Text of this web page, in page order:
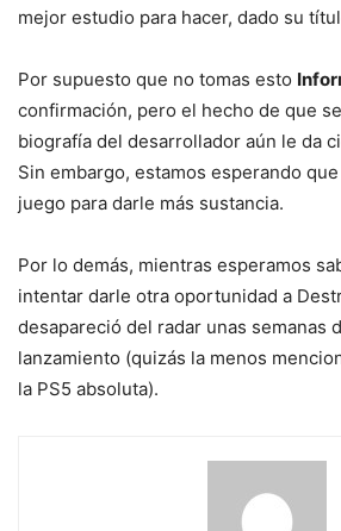
mejor estudio para hacer, dado su
Por supuesto que no tomas esto
confirmación, pero el hecho de que
biografía del desarrollador aún le da
Sin embargo, estamos esperando
juego para darle más sustancia.
Por lo demás, mientras esperamos
intentar darle otra oportunidad a
desapareció del radar unas semanas
lanzamiento (quizás la menos
la PS5 absoluta).